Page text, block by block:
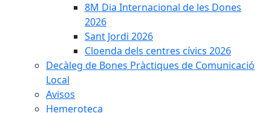
8M Dia Internacional de les Dones
2026
Sant Jordi 2026
Cloenda dels centres cívics 2026
Decàleg de Bones Pràctiques de Comunicació
Local
Avisos
Hemeroteca